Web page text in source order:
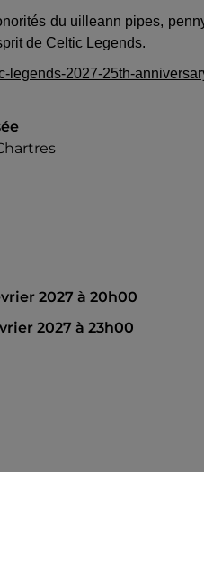
du uilleann pipes,
de Celtic Legends.
legends-2027-25th-
2027 à 20h00
2027 à 23h00